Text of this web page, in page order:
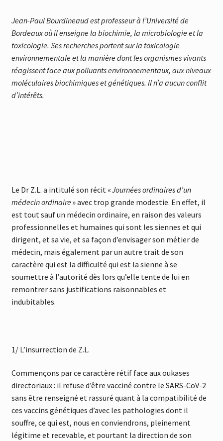
Jean-Paul Bourdineaud est professeur à l’Université de
Bordeaux où il enseigne la biochimie, la microbiologie et la
toxicologie. Ses recherches portent sur la toxicologie
environnementale et la manière dont les organismes vivants
réagissent face aux polluants environnementaux, aux niveaux
moléculaires biochimiques et génétiques. Il n’a aucun conflit
d’intérêts.
Le Dr Z.L. a intitulé son récit «Journées ordinaires d’un
médecin ordinaire» avec trop grande modestie. En effet, il
est tout sauf un médecin ordinaire, en raison des valeurs
professionnelles et humaines qui sont les siennes et qui
dirigent, et sa vie, et sa façon d’envisager son métier de
médecin, mais également par un autre trait de son
caractère qui est la difficulté qui est la sienne à se
soumettre à l’autorité dès lors qu’elle tente de lui en
remontrer sans justifications raisonnables et
indubitables.
1/ L’insurrection de Z.L.
Commençons par ce caractère rétif face aux oukases
directoriaux : il refuse d’être vacciné contre le SARS-CoV-2
sans être renseigné et rassuré quant à la compatibilité de
ces vaccins génétiques d’avec les pathologies dont il
souffre, ce qui est, nous en conviendrons, pleinement
légitime et recevable, et pourtant la direction de son